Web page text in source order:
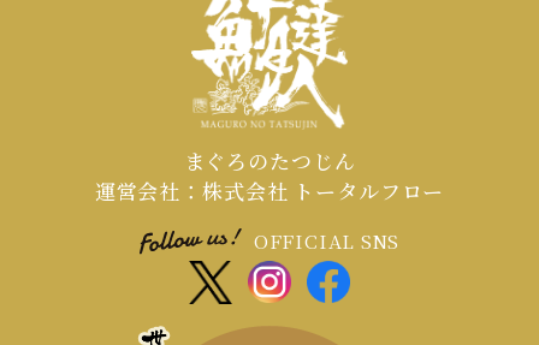
まぐろのたつじん
運営会社：株式会社 トータルフロー
OFFICIAL SNS